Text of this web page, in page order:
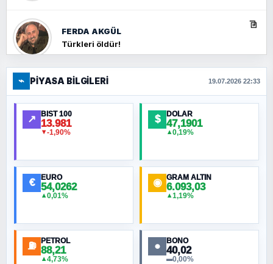
FERDA AKGÜL
Türkleri öldür!
FERHAT BÜYÜKKALKAN
Ankara Zirvesi: NATO Toplantısı mı, Yeni
Ortadoğu Haritasının Provası mı?
MURAT ÖZKAN
NURETTIN BÖLÜK
⌁ PIYASA BILGILERI 19.07.2026 22:33
↗ BIST 100
13.981
▼-1,90%
$ DOLAR
47,1901
▲0,19%
€ EURO
54,0262
▲0,01%
◉ GRAM ALTIN
6.093,03
▲1,19%
⛽ PETROL
88,21
▲4,73%
● BONO
40,02
▬0,00%